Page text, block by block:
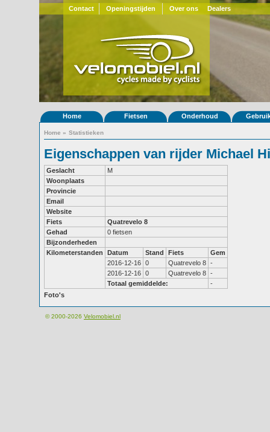
Contact Openingstijden Over ons Dealers
Home Fietsen Onderhoud
Home » Statistieken
Eigenschappen van rijder Michael
Geslacht
M
Woonplaats
Provincie
Email
Website
Fiets
Quatrevelo 8
Gehad
0 fietsen
Bijzonderheden
Kilometerstanden
Datum Stand Fiets
Gem
2016-12-16 0 Quatrevelo 8 -
2016-12-16 0 Quatrevelo 8 -
Totaal gemiddelde:
-
Foto's
© 2000-2026 Velomobiel.nl